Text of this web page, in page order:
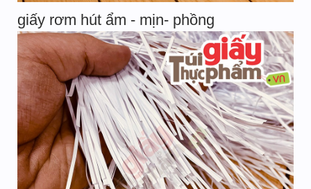
giấy rơm hút ẩm - mịn- phồng